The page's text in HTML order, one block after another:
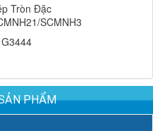
Tròn Đặc
SCMNH3
PHẨM